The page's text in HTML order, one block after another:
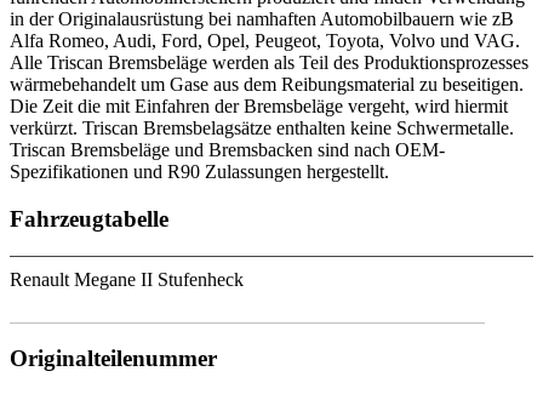
in der Originalausrüstung bei namhaften Automobilbauern wie zB
Alfa Romeo, Audi, Ford, Opel, Peugeot, Toyota, Volvo und VAG.
Alle Triscan Bremsbeläge werden als Teil des Produktionsprozesses
wärmebehandelt um Gase aus dem Reibungsmaterial zu beseitigen.
Die Zeit die mit Einfahren der Bremsbeläge vergeht, wird hiermit
verkürzt. Triscan Bremsbelagsätze enthalten keine Schwermetalle.
Triscan Bremsbeläge und Bremsbacken sind nach OEM-
Spezifikationen und R90 Zulassungen hergestellt.
Fahrzeugtabelle
Renault Megane II Stufenheck
Originalteilenummer